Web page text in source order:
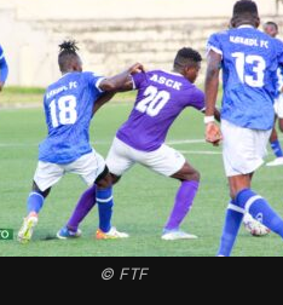
© FTF